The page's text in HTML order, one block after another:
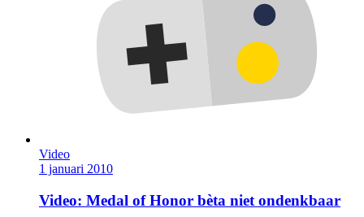
Video
1 januari 2010
Video: Medal of Honor bèta niet ondenkbaar